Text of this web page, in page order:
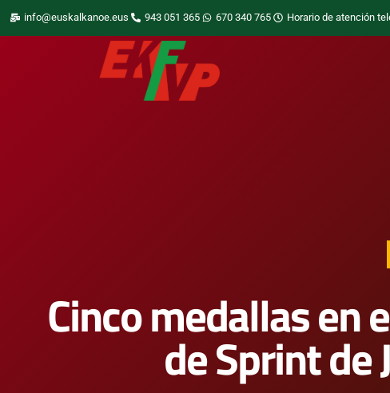
info@euskalkanoe.eus 943 051 365 670 340 765 Horario de atención
Cinco medallas en
de Sprint de